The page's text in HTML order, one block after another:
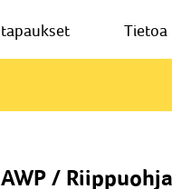
Tietoa
/